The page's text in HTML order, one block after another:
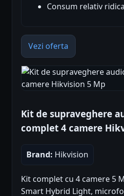
Consum relativ
Vezi oferta
Kit de supraveghere
complet 4 camere
Brand: Hikvision
Kit complet cu 4 camere 5
Smart Hybrid Light,